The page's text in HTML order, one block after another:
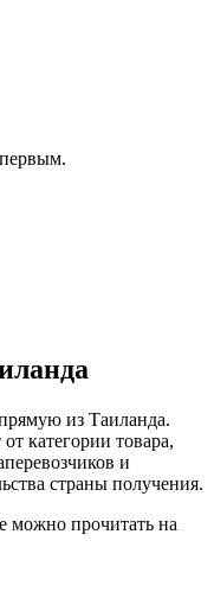
из Таиланда.
категории товара,
и
страны получения.
можно прочитать на